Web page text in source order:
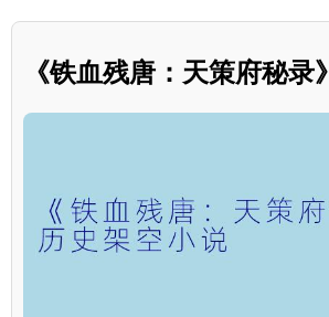
《铁血残唐：天策府秘录》